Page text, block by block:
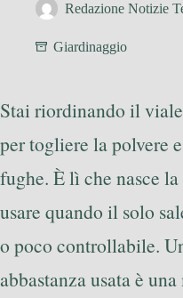
Redazione Notizie
Giardinaggio
Stai riordinando il
per togliere la polvere
fughe. È lì che nasce
usare quando il solo
o poco controllabile.
abbastanza usata è